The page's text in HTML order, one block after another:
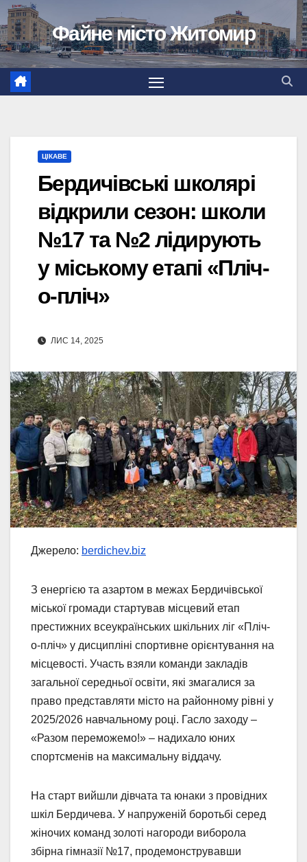
Перейти
до
вмісту
Файне місто Житомир
ЦІКАВЕ
Бердичівські школярі
відкрили сезон: школи
№17 та №2 лідирують
у міському етапі «Пліч-
о-пліч»
ЛИС 14, 2025
Джерело: berdichev.biz
З енергією та азартом в межах Бердичівської
міської громади стартував місцевий етап
престижних всеукраїнських шкільних ліг «Пліч-
о-пліч» у дисципліні спортивне орієнтування на
місцевості. Участь взяли команди закладів
загальної середньої освіти, які змагалися за
право представляти місто на районному рівні у
2025/2026 навчальному році. Гасло заходу –
«Разом переможемо!» – надихало юних
спортсменів на максимальну віддачу.
На старт вийшли дівчата та юнаки з провідних
шкіл Бердичева. У напруженій боротьбі серед
жіночих команд золоті нагороди виборола
збірна гімназії №17, продемонструвавши